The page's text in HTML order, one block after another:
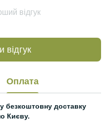
відгук
відгук
Оплата
безкоштовну доставку
Києву.